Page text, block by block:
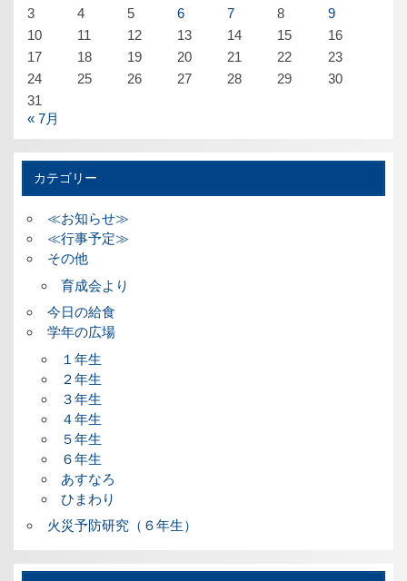
3
4 5 6 7 8
9
10
11 12 13 14 15
16
17
18 19 20 21 22
23
24
25 26 27 28 29
30
31
« 7月
カテゴリー
≪お知らせ≫
≪行事予定≫
その他
育成会より
今日の給食
学年の広場
１年生
２年生
３年生
４年生
５年生
６年生
あすなろ
ひまわり
火災予防研究（６年生）